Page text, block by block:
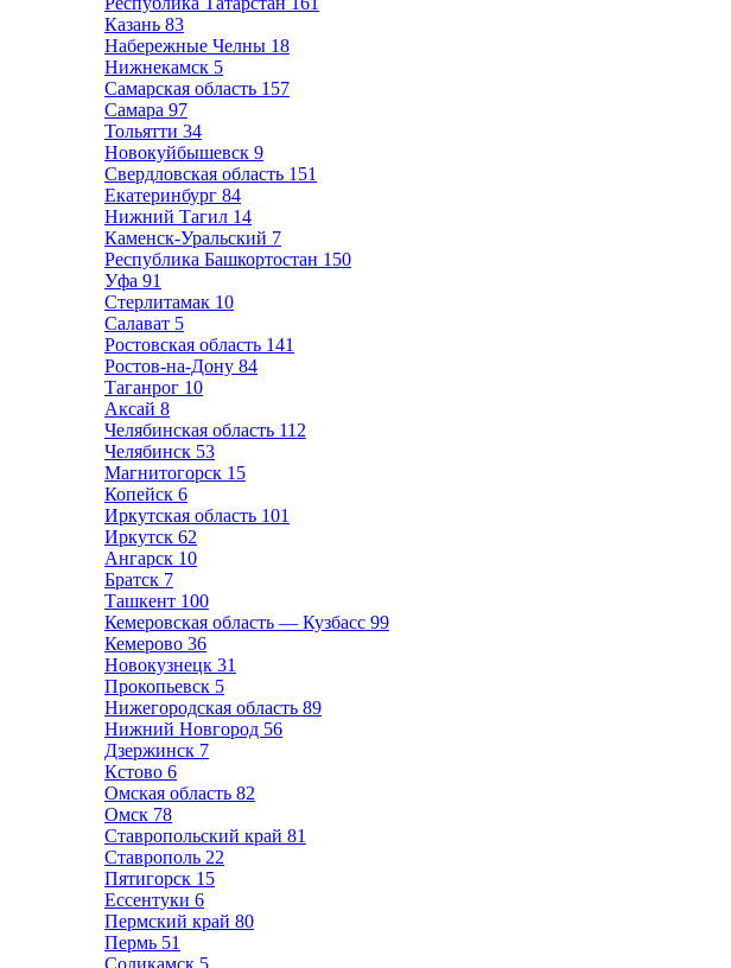
Казань 83
Набережные Челны 18
Нижнекамск 5
Самарская область 157
Самара 97
Тольятти 34
Новокуйбышевск 9
Свердловская область 151
Екатеринбург 84
Нижний Тагил 14
Каменск-Уральский 7
Республика Башкортостан 150
Уфа 91
Стерлитамак 10
Салават 5
Ростовская область 141
Ростов-на-Дону 84
Таганрог 10
Аксай 8
Челябинская область 112
Челябинск 53
Магнитогорск 15
Копейск 6
Иркутская область 101
Иркутск 62
Ангарск 10
Братск 7
Ташкент 100
Кемеровская область — Кузбасс 99
Кемерово 36
Новокузнецк 31
Прокопьевск 5
Нижегородская область 89
Нижний Новгород 56
Дзержинск 7
Кстово 6
Омская область 82
Омск 78
Ставропольский край 81
Ставрополь 22
Пятигорск 15
Ессентуки 6
Пермский край 80
Пермь 51
Соликамск 5